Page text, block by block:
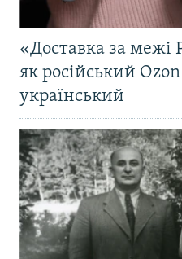
«Доставка за межі
як російський
український